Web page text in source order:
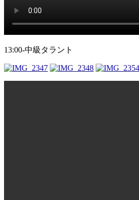
13:00-中級タラント